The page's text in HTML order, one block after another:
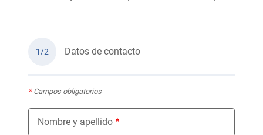
1/2 Datos de contacto
*Campos obligatorios
Nombre y apellido